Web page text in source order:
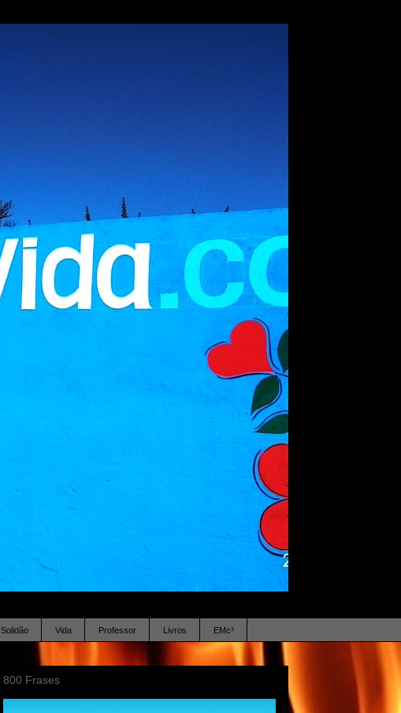
Solidão Vida Professor Livros EMc³
800 Frases